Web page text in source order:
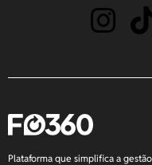
Plataforma que simplifica a